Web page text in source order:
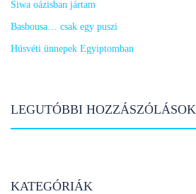
Siwa oázisban jártam
Basbousa… csak egy puszi
Húsvéti ünnepek Egyiptomban
LEGUTÓBBI HOZZÁSZÓLÁSOK
KATEGÓRIÁK